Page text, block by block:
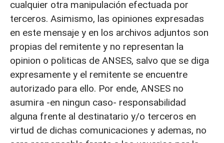
cualquier otra manipulación efectuada por
terceros. Asimismo, las opiniones expresadas
en este mensaje y en los archivos adjuntos son
propias del remitente y no representan la
opinion o politicas de ANSES, salvo que se diga
expresamente y el remitente se encuentre
autorizado para ello. Por ende, ANSES no
asumira -en ningun caso- responsabilidad
alguna frente al destinatario y/o terceros en
virtud de dichas comunicaciones y ademas, no